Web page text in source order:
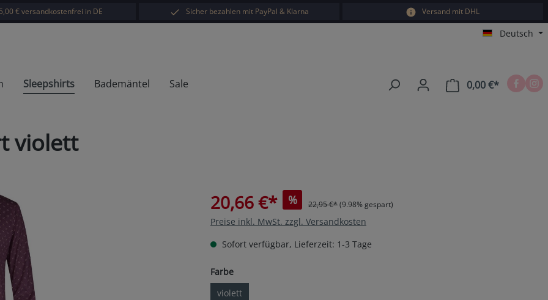
€ versandkostenfrei in DE Sicher bezahlen mit PayPal & Klarna Versand mit DHL
Deutsch
Sleepshirts Bademäntel Sale 0,00 €*Warenkorb
violett
20,66 €* % 22,95 €*(9.98% gespart)
Preise inkl. MwSt. zzgl. Versandkosten
Sofort verfügbar, Lieferzeit: 1-3 Tage
Farbeauswählen
violett